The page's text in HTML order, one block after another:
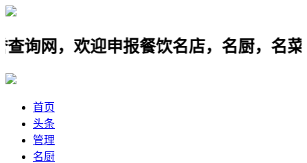
欢迎申报餐饮名店，名厨，名菜，中
首页
头条
管理
名厨